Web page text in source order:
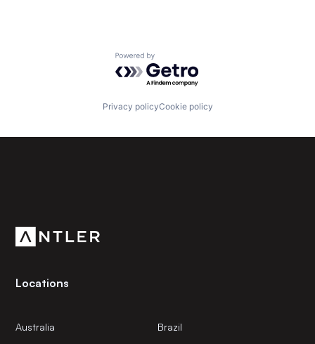
Powered by Getro.com
Privacy policyCookie policy
Locations
Australia Brazil